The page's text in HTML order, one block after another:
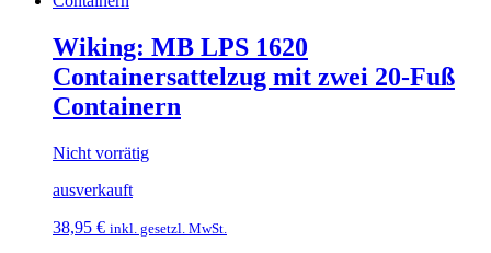
Wiking: MB LPS 1620
Containersattelzug mit zwei 20-Fuß
Containern
Nicht vorrätig
ausverkauft
38,95 € inkl. gesetzl. MwSt.